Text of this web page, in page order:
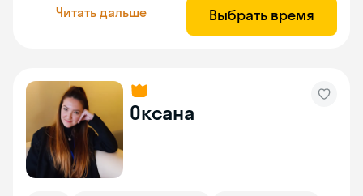
Читать дальше Выбрать время
Оксана